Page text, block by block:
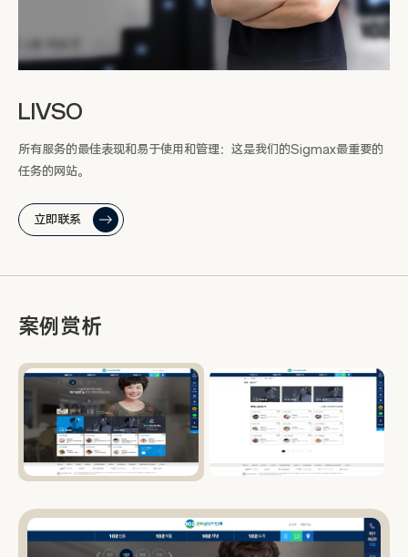
LIVSO
所有服务的最佳表现和易于使用和管理：这是我们的Sigmax最重要的
任务的网站。
立即联系
案例赏析